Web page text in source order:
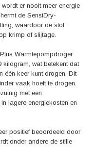
er nooit meer energie
de SensiDry-
waardoor de stof
krimp of slijtage.
Warmtepompdroger
kilogram, wat betekent dat
één keer kunt drogen. Dit
vaak hoeft te drogen.
met een
lagere energiekosten en
positief beoordeeld door
onder andere de stille